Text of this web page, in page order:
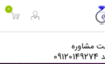
0
مشاوره